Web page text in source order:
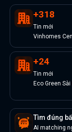
+318
Tin mới
Vinhomes
+24
Tin mới
Eco Green Sài
Tìm đúng
AI matching